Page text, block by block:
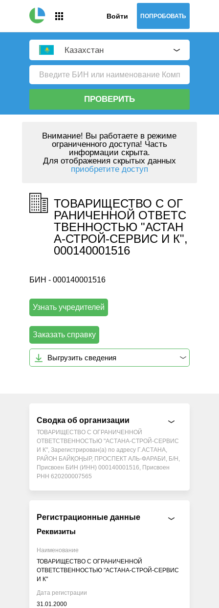
Войти ПОПРОБОВАТЬ
Казахстан
ПРОВЕРИТЬ
Внимание! Вы работаете в режиме
ограниченного доступа! Часть
информации скрыта.
Для отображения скрытых данных
приобретите доступ
ТОВАРИЩЕСТВО С ОГ
РАНИЧЕННОЙ ОТВЕТС
ТВЕННОСТЬЮ "АСТАН
А-СТРОЙ-СЕРВИС И К",
000140001516
БИН - 000140001516
Узнать учредителей
Заказать справку
Выгрузить сведения
Сводка об организации
ТОВАРИЩЕСТВО С ОГРАНИЧЕННОЙ
ОТВЕТСТВЕННОСТЬЮ "АСТАНА-СТРОЙ-СЕРВИС
И К", Зарегистрирован(а) по адресу Г.АСТАНА,
РАЙОН БАЙҚОҢЫР, ПРОСПЕКТ АЛЬ-ФАРАБИ, Б/Н,
Присвоен БИН (ИНН) 000140001516, Присвоен
РНН 620200007565
Регистрационные данные
Реквизиты
Наименование
ТОВАРИЩЕСТВО С ОГРАНИЧЕННОЙ
ОТВЕТСТВЕННОСТЬЮ "АСТАНА-СТРОЙ-СЕРВИС
И К"
Дата регистрации
31.01.2000